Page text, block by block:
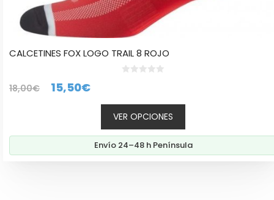
CALCETINES FOX LOGO TRAIL 8 ROJO
18,00€
El
era:
18,00€.
15,50€El
precio
actual
es:
15,50€.
VER OPCIONES
Envío 24–48 h Península